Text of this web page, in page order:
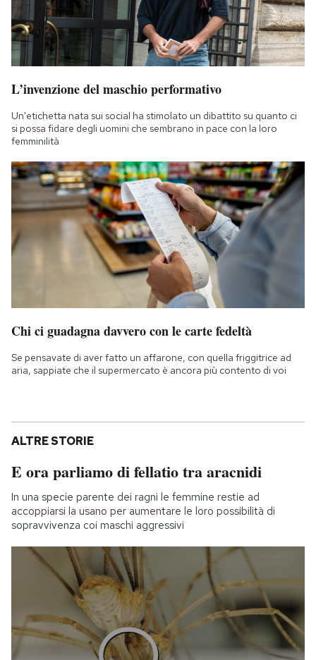
L’invenzione del maschio performativo
Un'etichetta nata sui social ha stimolato un dibattito su quanto ci
si possa fidare degli uomini che sembrano in pace con la loro
femminilità
Chi ci guadagna davvero con le carte fedeltà
Se pensavate di aver fatto un affarone, con quella friggitrice ad
aria, sappiate che il supermercato è ancora più contento di voi
ALTRE STORIE
E ora parliamo di fellatio tra aracnidi
In una specie parente dei ragni le femmine restie ad
accoppiarsi la usano per aumentare le loro possibilità di
sopravvivenza coi maschi aggressivi